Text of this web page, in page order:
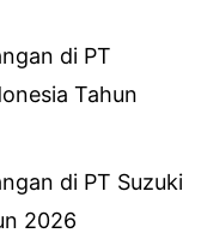
di PT
Tahun
di PT Suzuki
2026